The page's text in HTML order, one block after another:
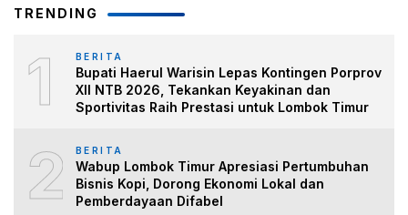
TRENDING
1 BERITA
Bupati Haerul Warisin Lepas Kontingen Porprov
XII NTB 2026, Tekankan Keyakinan dan
Sportivitas Raih Prestasi untuk Lombok Timur
2 BERITA
Wabup Lombok Timur Apresiasi Pertumbuhan
Bisnis Kopi, Dorong Ekonomi Lokal dan
Pemberdayaan Difabel